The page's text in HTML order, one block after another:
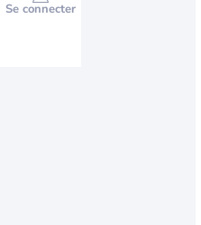
Se connecter